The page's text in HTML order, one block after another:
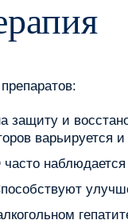
защиту и
варьируется